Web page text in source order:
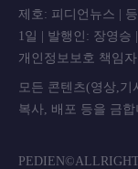
제호: 피디언뉴스 |
1일 | 발행인: 장영승
개인정보보호 책임
모든 콘텐츠(영상,
복사,